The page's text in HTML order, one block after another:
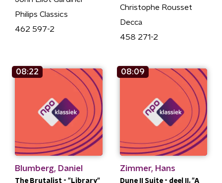
Philips Classics
462 597-2
Christophe Rousset
Decca
458 271-2
08:22
Blumberg, Daniel
The Brutalist - "Library"
08:09
Zimmer, Hans
Dune II Suite - deel II, "A